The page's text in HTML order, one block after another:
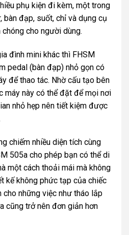
phụ kiện đi kèm, một trong
bàn đạp, suốt, chỉ và dụng cụ
cho người dùng.
đình mini khác thì FHSM
pedal (bàn đạp) nhỏ gọn có
để thao tác. Nhờ cấu tạo bên
máy này có thể đặt để mọi nơi
nhỏ hẹp nên tiết kiệm được
chiếm nhiều diện tích cùng
505a cho phép bạn có thể di
một cách thoải mái mà không
kế không phức tạp của chiếc
cho những việc như tháo lắp
cũng trở nên đơn giản hơn